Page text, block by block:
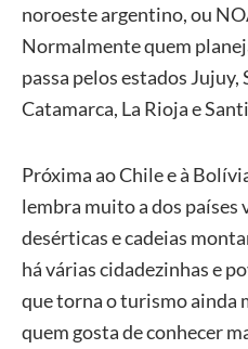
noroeste argentino, ou
Normalmente quem
passa pelos estados Jujuy,
Catamarca, La Rioja e
Próxima ao Chile e à
lembra muito a dos países
desérticas e cadeias
há várias cidadezinhas e
que torna o turismo ainda
quem gosta de conhecer